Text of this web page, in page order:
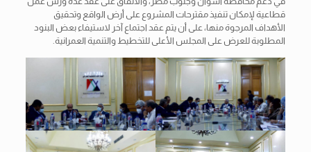
قطاعية لإمكان تنفيذ مقترحات المشروع على أرض الواقع وتحقيق
الأهداف المرجوة منها، على أن يتم عقد اجتماع آخر لاستيفاء بعض البنود
المطلوبة للعرض على المجلس الأعلى للتخطيط والتنمية العمرانية.